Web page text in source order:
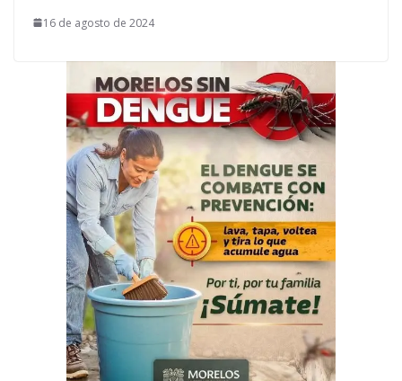
16 de agosto de 2024